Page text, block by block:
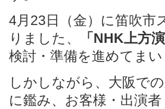
4月23日（金）に笛吹市
りました、
「NHK上方
検討・準備を進めてまい
しかしながら、大阪で
に鑑み、お客様・出演